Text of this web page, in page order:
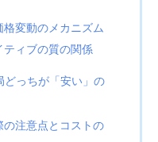
変動のメカニズム
ィブの質の関係
どっちが「安い」の
注意点とコストの